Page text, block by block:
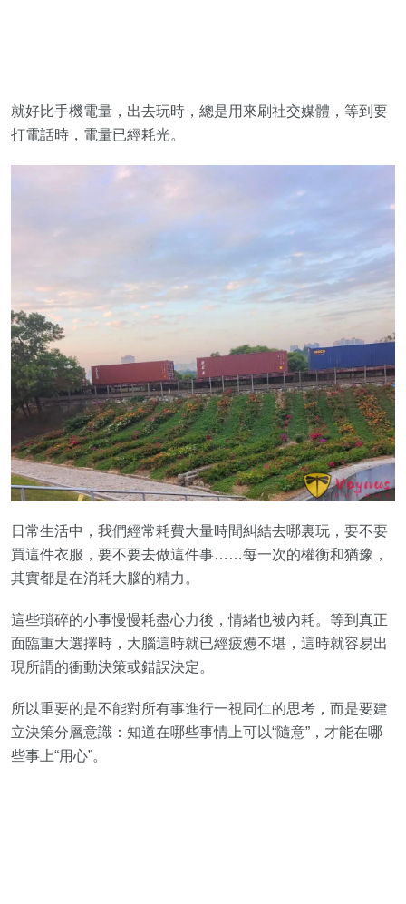
就好比手機電量，出去玩時，總是用來刷社交媒體，等到要
打電話時，電量已經耗光。
日常生活中，我們經常耗費大量時間糾結去哪裏玩，要不要
買這件衣服，要不要去做這件事……每一次的權衡和猶豫，
其實都是在消耗大腦的精力。
這些瑣碎的小事慢慢耗盡心力後，情緒也被內耗。等到真正
面臨重大選擇時，大腦這時就已經疲憊不堪，這時就容易出
現所謂的衝動決策或錯誤決定。
所以重要的是不能對所有事進行一視同仁的思考，而是要建
立決策分層意識：知道在哪些事情上可以“隨意”，才能在哪
些事上“用心”。